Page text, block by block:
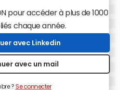
pour accéder à plus de 1000
chaque année.
avec Linkedin
avec un mail
?Se connecter